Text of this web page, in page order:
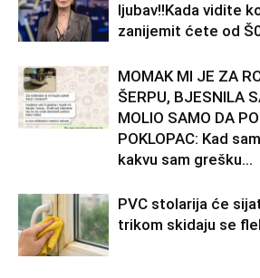
ljubav!!Kada vidite
zanijemit ćete od
MOMAK MI JE ZA
ŠERPU, BJESNILA
MOLIO SAMO DA
POKLOPAC: Kad
kakvu sam grešku...
PVC stolarija će
trikom skidaju se